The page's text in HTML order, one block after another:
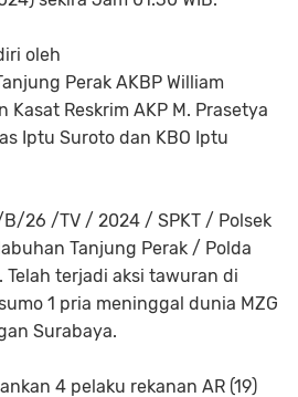
oleh
Perak AKBP William
Kasat Reskrim AKP M. Prasetya
Iptu Suroto dan KBO Iptu
B/26 /TV / 2024 / SPKT / Polsek
Tanjung Perak / Polda
Telah terjadi aksi tawuran di
1 pria meninggal dunia MZG
Surabaya.
4 pelaku rekanan AR (19)